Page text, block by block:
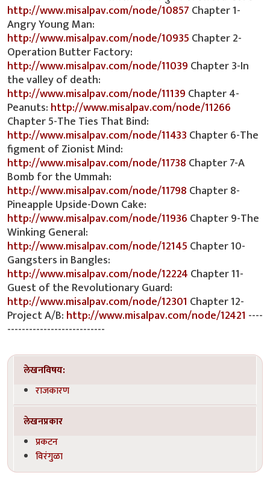
http://www.misalpav.com/node/10857Chapter 1-
Angry Young Man:
http://www.misalpav.com/node/10935Chapter 2-
Operation Butter Factory:
http://www.misalpav.com/node/11039Chapter 3-In
the valley of death:
http://www.misalpav.com/node/11139Chapter 4-
Peanuts:http://www.misalpav.com/node/11266
Chapter 5-The Ties That Bind:
http://www.misalpav.com/node/11433Chapter 6-The
figment of Zionist Mind:
http://www.misalpav.com/node/11738Chapter 7-A
Bomb for the Ummah:
http://www.misalpav.com/node/11798Chapter 8-
Pineapple Upside-Down Cake:
http://www.misalpav.com/node/11936Chapter 9-The
Winking General:
http://www.misalpav.com/node/12145Chapter 10-
Gangsters in Bangles:
http://www.misalpav.com/node/12224Chapter 11-
Guest of the Revolutionary Guard:
http://www.misalpav.com/node/12301 Chapter 12-
Project A/B:http://www.misalpav.com/node/12421 ----
---------------------------
लेखनविषय:
राजकारण
लेखनप्रकार
प्रकटन
विरंगुळा